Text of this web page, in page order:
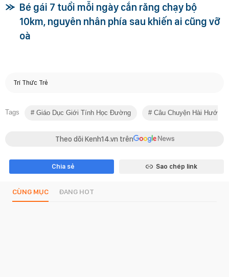
Bé gái 7 tuổi mỗi ngày cắn răng chạy bộ
10km, nguyên nhân phía sau khiến ai cũng vỡ
oà
Trí Thức Trẻ
Tags Giáo Dục Giới Tính Học Đường Câu Chuyện Hài Hước
Theo dõi Kenh14.vn trên
Chia sẻ Sao chép link
CÙNG MỤC ĐANG HOT